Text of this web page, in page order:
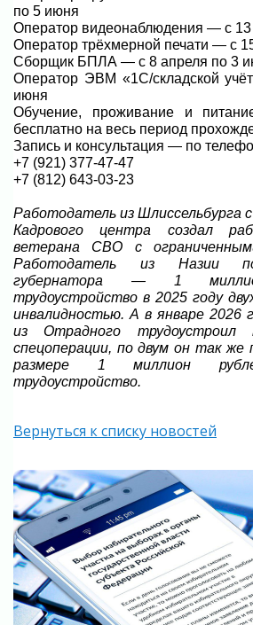
по 5 июня
Оператор видеонаблюдения — с
Оператор трёхмерной печати — с
Сборщик БПЛА — с 8 апреля по 3
Оператор ЭВМ «1С/складской
июня
Обучение, проживание и
бесплатно на весь период
Запись и консультация — по
+7 (921) 377-47-47
+7 (812) 643-03-23
Работодатель из Шлиссельбурга
Кадрового центра создал
ветерана СВО с
Работодатель из Назии
губернатора — 1
трудоустройство в 2025 году
инвалидностью. А в январе 2026
из Отрадного трудоустроил
спецоперации, по двум он так же
размере 1 миллион
трудоустройство.
Вернуться к списку новостей